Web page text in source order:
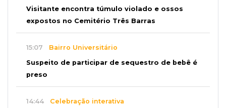
Visitante encontra túmulo violado e ossos
expostos no Cemitério Três Barras
15:07 Bairro Universitário
Suspeito de participar de sequestro de bebê é
preso
14:44 Celebração interativa